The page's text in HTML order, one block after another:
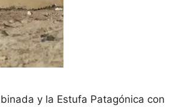
y la Estufa Patagónica con